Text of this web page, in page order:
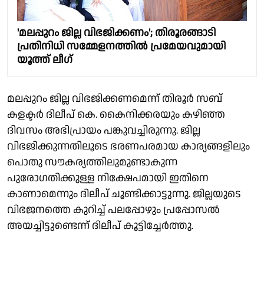
'മലപ്പുറം ജില്ല വിഭജിക്കണം'; തിരൂരങ്ങാടി
പ്രതിനിധി സമ്മേളനത്തില്‍ പ്രമേയവുമായി
യൂത്ത് ലീഗ്
മലപ്പുറം ജില്ല വിഭജിക്കണമെന്ന് തിരൂർ സബ്
കളക്ടർ ദിലീപ് കെ. കൈനിക്കരയും കഴിഞ്ഞ
ദിവസം അഭിപ്രായം പങ്കുവച്ചിരുന്നു. ജില്ല
വിഭജിക്കുന്നതിലൂടെ ഭരണപരമായ കാര്യങ്ങളിലും
പൊതു സൗകര്യത്തിലുമുണ്ടാകുന്ന
പുരോഗതിക്കുള്ള നിക്ഷേപമായി ഇതിനെ
കാണാമെന്നും ദിലീപ് ചൂണ്ടിക്കാട്ടുന്നു. ജില്ലയുടെ
വിഭജനത്തെ കുറിച്ച് പലപ്പോഴും പ്രപ്പോസൽ
അയച്ചിട്ടുണ്ടെന്ന് ദിലീപ് കൂട്ടിച്ചേർത്തു.